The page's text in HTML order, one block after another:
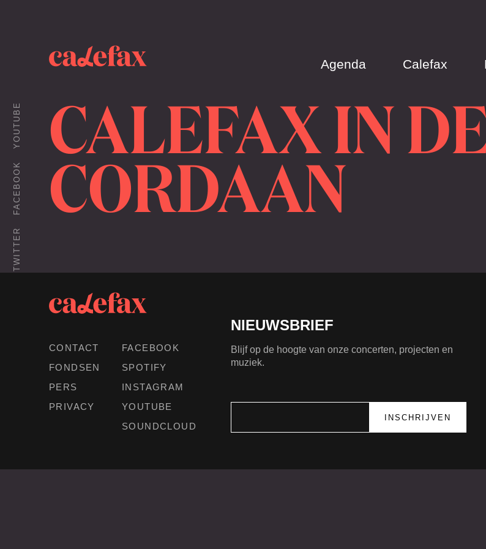
Agenda Calefax
TWITTER
FACEBOOK
YOUTUBE CALEFAX IN
CORDAAN
CONTACT
FONDSEN
PERS
PRIVACY
FACEBOOK
SPOTIFY
INSTAGRAM
YOUTUBE
SOUNDCLOUD
NIEUWSBRIEF
Blijf op de hoogte van onze concerten, projecten en
muziek.